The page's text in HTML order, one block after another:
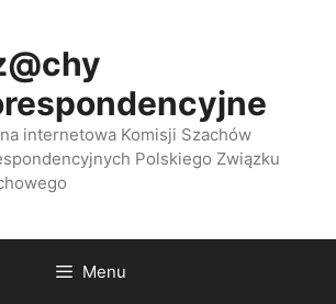
internetowa Komisji Szachów
Polskiego Związku
Menu